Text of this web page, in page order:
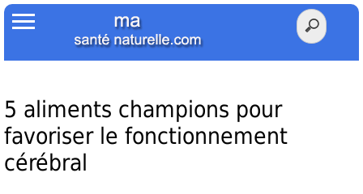
Accueil
Votre Santé
Poids Santé
Herbier
5 aliments champions pour
favoriser le fonctionnement
cérébral